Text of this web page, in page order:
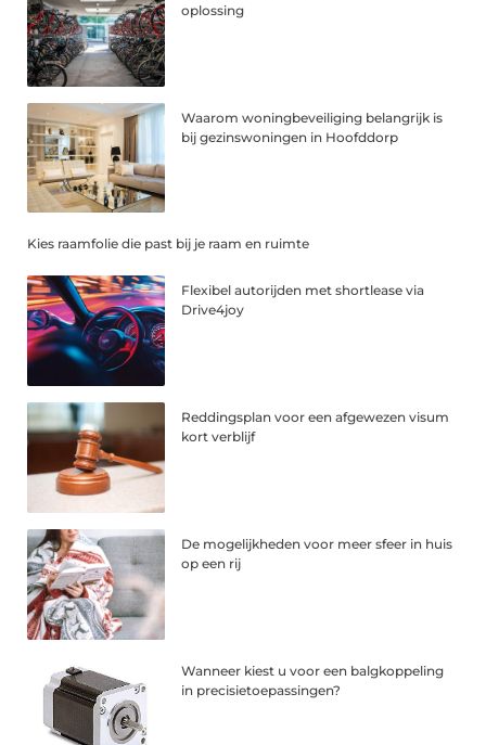
oplossing
Waarom woningbeveiliging belangrijk is
bij gezinswoningen in Hoofddorp
Kies raamfolie die past bij je raam en ruimte
Flexibel autorijden met shortlease via
Drive4joy
Reddingsplan voor een afgewezen visum
kort verblijf
De mogelijkheden voor meer sfeer in huis
op een rij
Wanneer kiest u voor een balgkoppeling
in precisietoepassingen?